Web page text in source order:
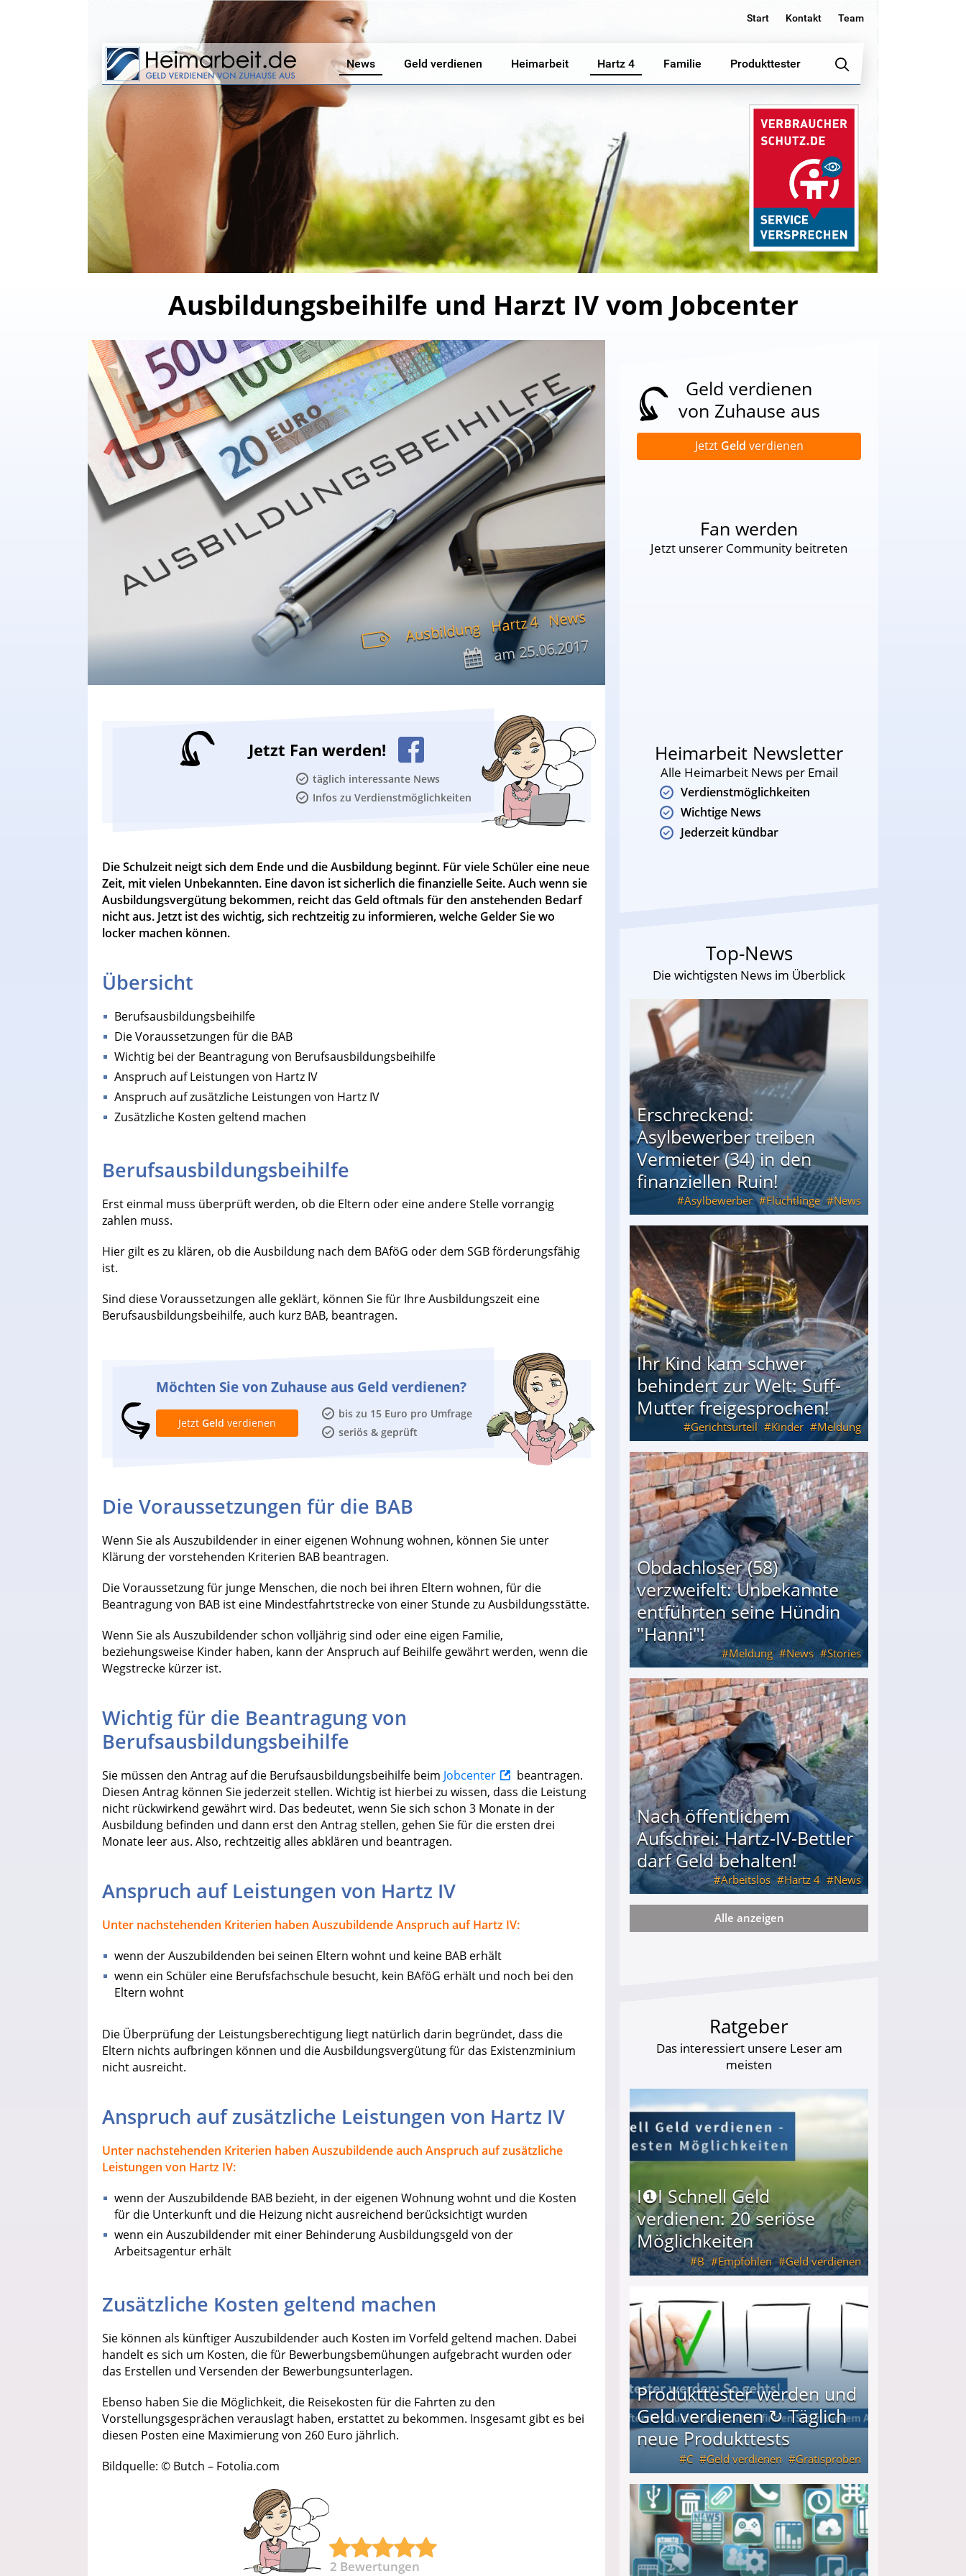
Start Kontakt Team
News Geld verdienen Heimarbeit Hartz 4 Familie Produkttester
Ausbildungsbeihilfe und Harzt IV vom Jobcenter
Ausbildung Hartz 4 News
am25.06.2017
Jetzt Fan werden!
täglich interessante News
Infos zu Verdienstmöglichkeiten
Die Schulzeit neigt sich dem Ende und die Ausbildung beginnt. Für viele Schüler eine neue
Zeit, mit vielen Unbekannten. Eine davon ist sicherlich die finanzielle Seite. Auch wenn sie
Ausbildungsvergütung bekommen, reicht das Geld oftmals für den anstehenden Bedarf
nicht aus. Jetzt ist des wichtig, sich rechtzeitig zu informieren, welche Gelder Sie wo
locker machen können.
Übersicht
Berufsausbildungsbeihilfe
Die Voraussetzungen für die BAB
Wichtig bei der Beantragung von Berufsausbildungsbeihilfe
Anspruch auf Leistungen von Hartz IV
Anspruch auf zusätzliche Leistungen von Hartz IV
Zusätzliche Kosten geltend machen
Berufsausbildungsbeihilfe
Erst einmal muss überprüft werden, ob die Eltern oder eine andere Stelle vorrangig
zahlen muss.
Hier gilt es zu klären, ob die Ausbildung nach dem BAföG oder dem SGB förderungsfähig
ist.
Sind diese Voraussetzungen alle geklärt, können Sie für Ihre Ausbildungszeit eine
Berufsausbildungsbeihilfe, auch kurz BAB, beantragen.
Möchten Sie von Zuhause aus Geld verdienen?
bis zu 15 Euro pro Umfrage
seriös & geprüft
Jetzt Geld verdienen
Die Voraussetzungen für die BAB
Wenn Sie als Auszubildender in einer eigenen Wohnung wohnen, können Sie unter
Klärung der vorstehenden Kriterien BAB beantragen.
Die Voraussetzung für junge Menschen, die noch bei ihren Eltern wohnen, für die
Beantragung von BAB ist eine Mindestfahrtstrecke von einer Stunde zu Ausbildungsstätte.
Wenn Sie als Auszubildender schon volljährig sind oder eine eigen Familie,
beziehungsweise Kinder haben, kann der Anspruch auf Beihilfe gewährt werden, wenn die
Wegstrecke kürzer ist.
Wichtig für die Beantragung von
Berufsausbildungsbeihilfe
Sie müssen den Antrag auf die Berufsausbildungsbeihilfe beim Jobcenter
beantragen.
Diesen Antrag können Sie jederzeit stellen. Wichtig ist hierbei zu wissen, dass die Leistung
nicht rückwirkend gewährt wird. Das bedeutet, wenn Sie sich schon 3 Monate in der
Ausbildung befinden und dann erst den Antrag stellen, gehen Sie für die ersten drei
Monate leer aus. Also, rechtzeitig alles abklären und beantragen.
Anspruch auf Leistungen von Hartz IV
Unter nachstehenden Kriterien haben Auszubildende Anspruch auf Hartz IV:
wenn der Auszubildenden bei seinen Eltern wohnt und keine BAB erhält
wenn ein Schüler eine Berufsfachschule besucht, kein BAföG erhält und noch bei den
Eltern wohnt
Die Überprüfung der Leistungsberechtigung liegt natürlich darin begründet, dass die
Eltern nichts aufbringen können und die Ausbildungsvergütung für das Existenzminium
nicht ausreicht.
Anspruch auf zusätzliche Leistungen von Hartz IV
Unter nachstehenden Kriterien haben Auszubildende auch Anspruch auf zusätzliche
Leistungen von Hartz IV:
wenn der Auszubildende BAB bezieht, in der eigenen Wohnung wohnt und die Kosten
für die Unterkunft und die Heizung nicht ausreichend berücksichtigt wurden
wenn ein Auszubildender mit einer Behinderung Ausbildungsgeld von der
Arbeitsagentur erhält
Zusätzliche Kosten geltend machen
Sie können als künftiger Auszubildender auch Kosten im Vorfeld geltend machen. Dabei
handelt es sich um Kosten, die für Bewerbungsbemühungen aufgebracht wurden oder
das Erstellen und Versenden der Bewerbungsunterlagen.
Ebenso haben Sie die Möglichkeit, die Reisekosten für die Fahrten zu den
Vorstellungsgesprächen verauslagt haben, erstattet zu bekommen. Insgesamt gibt es bei
diesen Posten eine Maximierung von 260 Euro jährlich.
Bildquelle: © Butch – Fotolia.com
2 Bewertungen
Geld verdienen
von Zuhause aus
Jetzt Geld verdienen
Fan werden
Jetzt unserer Community beitreten
Heimarbeit Newsletter
Alle Heimarbeit News per Email
Verdienstmöglichkeiten
Wichtige News
Jederzeit kündbar
Top-News
Die wichtigsten News im Überblick
Erschreckend:
Asylbewerber treiben
Vermieter (34) in den
finanziellen Ruin!
Asylbewerber Flüchtlinge News
Erschreckend: Asylbewerber treiben Vermieter (34) in den finanziellen Ruin!
Ihr Kind kam schwer
behindert zur Welt: Suff-
Mutter freigesprochen!
Gerichtsurteil Kinder Meldung
Ihr Kind kam schwer behindert zur Welt: Suff-Mutter freigesprochen!
Obdachloser (58)
verzweifelt: Unbekannte
entführten seine Hündin
"Hanni"!
Meldung News Stories
Obdachloser (58) verzweifelt: Unbekannte entführten seine Hündin "Hanni"!
Nach öffentlichem
Aufschrei: Hartz-IV-Bettler
darf Geld behalten!
Arbeitslos Hartz 4 News
Nach öffentlichem Aufschrei: Hartz-IV-Bettler darf Geld behalten!
Alle anzeigen
Ratgeber
Das interessiert unsere Leser am
meisten
I❶I Schnell Geld
verdienen: 20 seriöse
Möglichkeiten
B Empfohlen Geld verdienen
Produkttester werden und
Geld verdienen ↻ Täglich
neue Produkttests
C Geld verdienen Gratisproben
Produkttester werden und Geld verdienen ↻ Täglich neue Produkttests